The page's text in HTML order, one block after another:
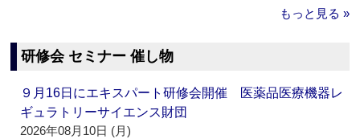
もっと見る »
研修会 セミナー 催し物
９月16日にエキスパート研修会開催 医薬品医療機器レ
ギュラトリーサイエンス財団
2026年08月10日 (月)